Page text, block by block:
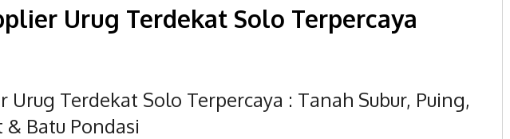
Urug Terdekat Solo Terpercaya
Urug Terdekat Solo Terpercaya : Tanah Subur, Puing,
& Batu Pondasi